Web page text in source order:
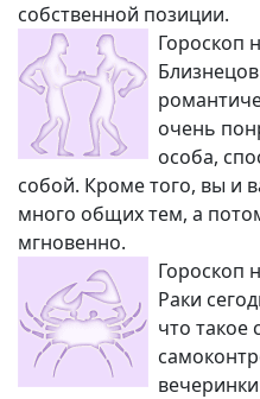
собственной позиции.
Гороскоп
очень
особа,
собой. Кроме того, вы и
много общих тем, а
мгновенно.
Гороскоп
Раки
что такое